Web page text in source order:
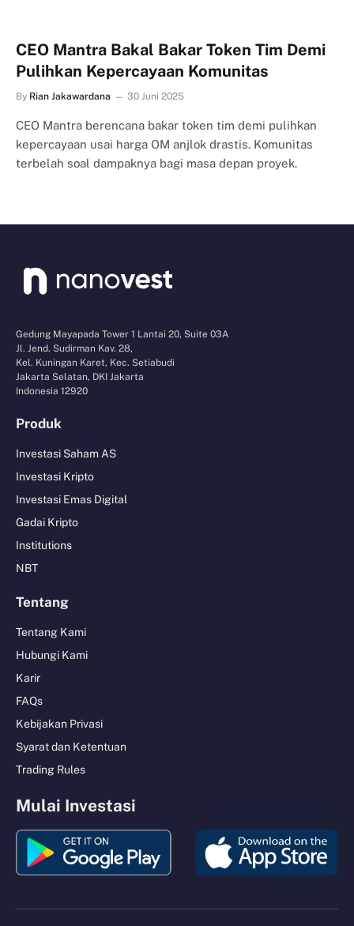
CEO Mantra Bakal Bakar Token Tim Demi
Pulihkan Kepercayaan Komunitas
By Rian Jakawardana 30 Juni 2025
CEO Mantra berencana bakar token tim demi pulihkan
kepercayaan usai harga OM anjlok drastis. Komunitas
terbelah soal dampaknya bagi masa depan proyek.
Gedung Mayapada Tower 1 Lantai 20, Suite 03A
Jl. Jend. Sudirman Kav. 28,
Kel. Kuningan Karet, Kec. Setiabudi
Jakarta Selatan, DKI Jakarta
Indonesia 12920
Produk
Investasi Saham AS
Investasi Kripto
Investasi Emas Digital
Gadai Kripto
Institutions
NBT
Tentang
Tentang Kami
Hubungi Kami
Karir
FAQs
Kebijakan Privasi
Syarat dan Ketentuan
Trading Rules
Mulai Investasi